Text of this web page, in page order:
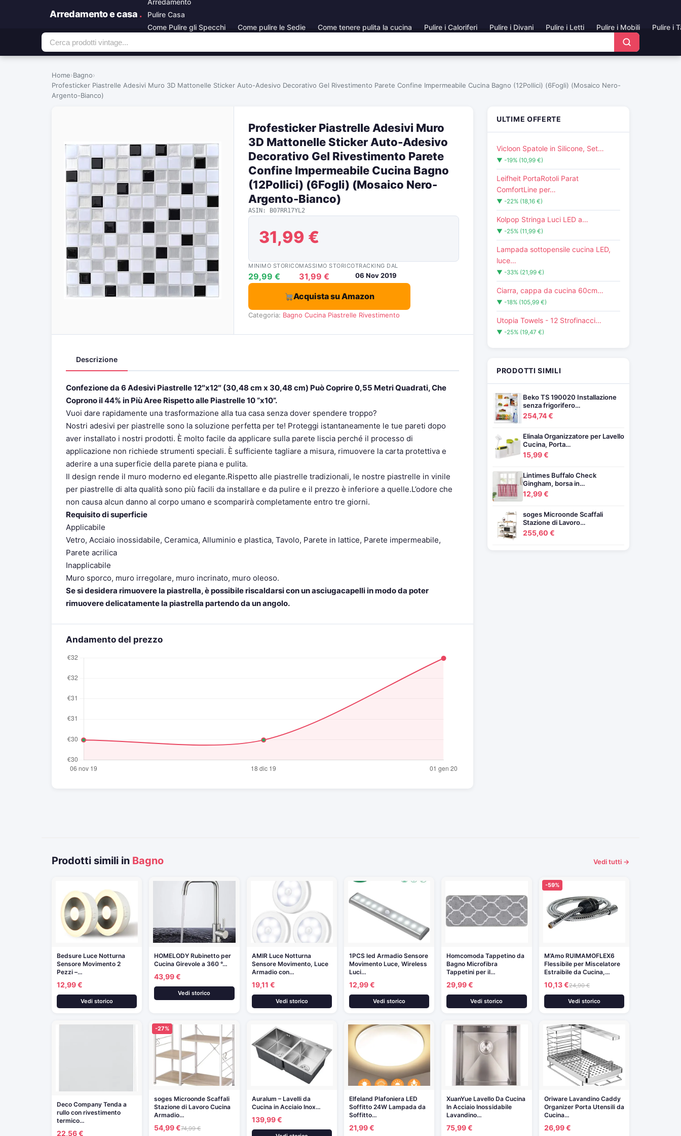
Arredamento e casa .
Pulire Casa
Come Pulire gli Specchi
Come pulire le Sedie Come tenere pulita la cucina Pulire i Caloriferi Pulire i Divani Pulire i Letti Pulire i Mobili Pulire i
Home›Bagno›
Profesticker Piastrelle Adesivi Muro 3D Mattonelle Sticker Auto-Adesivo Decorativo Gel Rivestimento Parete Confine Impermeabile Cucina Bagno (12Pollici) (6Fogli) (Mosaico Nero-
Argento-Bianco)
Profesticker Piastrelle Adesivi Muro
3D Mattonelle Sticker Auto-Adesivo
Decorativo Gel Rivestimento Parete
Confine Impermeabile Cucina Bagno
(12Pollici) (6Fogli) (Mosaico Nero-
Argento-Bianco)
ASIN: B07RR17YL2
31,99 €
MINIMO STORICO
29,99 €
MASSIMO STORICO
31,99 €
TRACKING DAL
06 Nov 2019
Acquista su Amazon
Categoria: Bagno Cucina Piastrelle Rivestimento
Descrizione
Confezione da 6 Adesivi Piastrelle 12″x12″ (30,48 cm x 30,48 cm) Può Coprire 0,55 Metri Quadrati, Che
Coprono il 44% in Più Aree Rispetto alle Piastrelle 10 “x10”.
Vuoi dare rapidamente una trasformazione alla tua casa senza dover spendere troppo?
Nostri adesivi per piastrelle sono la soluzione perfetta per te! Proteggi istantaneamente le tue pareti dopo
aver installato i nostri prodotti. È molto facile da applicare sulla parete liscia perché il processo di
applicazione non richiede strumenti speciali. È sufficiente tagliare a misura, rimuovere la carta protettiva e
aderire a una superficie della parete piana e pulita.
Il design rende il muro moderno ed elegante.Rispetto alle piastrelle tradizionali, le nostre piastrelle in vinile
per piastrelle di alta qualità sono più facili da installare e da pulire e il prezzo è inferiore a quelle.L’odore che
non causa alcun danno al corpo umano e scomparirà completamente entro tre giorni.
Requisito di superficie
Applicabile
Vetro, Acciaio inossidabile, Ceramica, Alluminio e plastica, Tavolo, Parete in lattice, Parete impermeabile,
Parete acrilica
Inapplicabile
Muro sporco, muro irregolare, muro incrinato, muro oleoso.
Se si desidera rimuovere la piastrella, è possibile riscaldarsi con un asciugacapelli in modo da poter
rimuovere delicatamente la piastrella partendo da un angolo.
Andamento del prezzo
ULTIME OFFERTE
Vicloon Spatole in Silicone, Set…
▼ -19% (10,99 €)
Leifheit PortaRotoli Parat
ComfortLine per…
▼ -22% (18,16 €)
Kolpop Stringa Luci LED a…
▼ -25% (11,99 €)
Lampada sottopensile cucina LED,
luce…
▼ -33% (21,99 €)
Ciarra, cappa da cucina 60cm…
▼ -18% (105,99 €)
Utopia Towels - 12 Strofinacci…
▼ -25% (19,47 €)
PRODOTTI SIMILI
Beko TS 190020 Installazione
senza frigorifero…
254,74 €
Elinala Organizzatore per Lavello
Cucina, Porta…
15,99 €
Lintimes Buffalo Check
Gingham, borsa in…
12,99 €
soges Microonde Scaffali
Stazione di Lavoro…
255,60 €
Prodotti simili in Bagno Vedi tutti →
Bedsure Luce Notturna
Sensore Movimento 2
Pezzi –…
12,99 €
Vedi storico
HOMELODY Rubinetto per
Cucina Girevole a 360 °…
43,99 €
Vedi storico
AMIR Luce Notturna
Sensore Movimento, Luce
Armadio con…
19,11 €
Vedi storico
1PCS led Armadio Sensore
Movimento Luce, Wireless
Luci…
12,99 €
Vedi storico
Homcomoda Tappetino da
Bagno Microfibra
Tappetini per il…
29,99 €
Vedi storico
-59%
M’Amo RUIMAMOFLEX6
Flessibile per Miscelatore
Estraibile da Cucina,…
10,13 €24,90 €
Vedi storico
Deco Company Tenda a
rullo con rivestimento
termico…
22,56 €
-27%
soges Microonde Scaffali
Stazione di Lavoro Cucina
Armadio…
54,99 €74,99 €
Auralum – Lavelli da
Cucina in Acciaio Inox…
139,99 €
Elfeland Plafoniera LED
Soffitto 24W Lampada da
Soffitto…
21,99 €
XuanYue Lavello Da Cucina
In Acciaio Inossidabile
Lavandino…
75,99 €
Oriware Lavandino Caddy
Organizer Porta Utensili da
Cucina…
26,99 €